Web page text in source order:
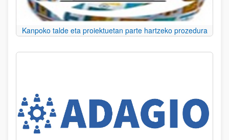
Kanpoko talde eta proiektuetan parte hartzeko prozedura